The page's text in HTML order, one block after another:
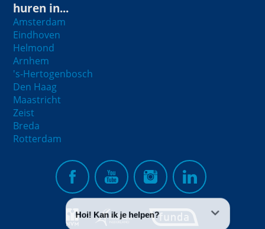
huren in...
Amsterdam
Eindhoven
Helmond
Arnhem
's-Hertogenbosch
Den Haag
Maastricht
Zeist
Breda
Rotterdam